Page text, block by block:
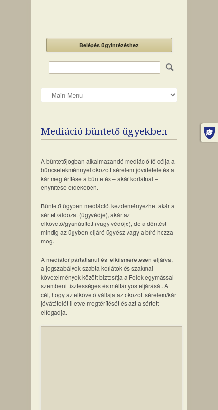
Belépés ügyintézéshez
Mediáció büntető ügyekben
A büntetőjogban alkalmazandó mediáció fő célja a
bűncselekménnyel okozott sérelem jóvátétele és a
kár megtérítése a büntetés – akár korlátnal –
enyhítése érdekében.
Büntető ügyben mediációt kezdeményezhet akár a
sértett/áldozat (ügyvédje), akár az
elkövető/gyanúsított (vagy védője), de a döntést
mindig az ügyben eljáró ügyész vagy a bíró hozza
meg.
A mediátor pártatlanul és lelkiismeretesen eljárva,
a jogszabályok szabta korlátok és szakmai
követelmények között biztosítja a Felek egymással
szembeni tisztességes és méltányos eljárását. A
cél, hogy az elkövető vállaja az okozott sérelem/kár
jóvátételét illetve megtérítését és azt a sértett
elfogadja.